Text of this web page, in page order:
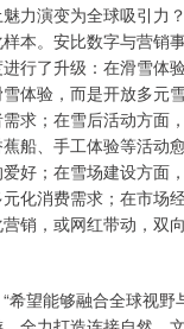
力演变为全球吸引力
本。安比数字与营销
行了升级：在滑雪体
体验，而是开放多元
求；在雪后活动方面
船、手工体验等活动
好；在雪场建设方面
化消费需求；在市场
销，或网红带动，双
希望能够融合全球视野